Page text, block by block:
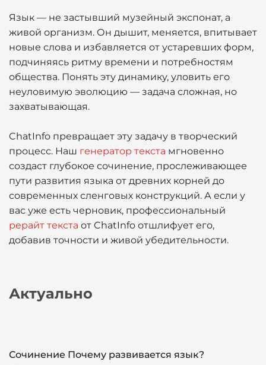
Язык — не застывший музейный экспонат, а
живой организм. Он дышит, меняется, впитывает
новые слова и избавляется от устаревших форм,
подчиняясь ритму времени и потребностям
общества. Понять эту динамику, уловить его
неуловимую эволюцию — задача сложная, но
захватывающая.
ChatInfo превращает эту задачу в творческий
процесс. Наш генератор текста мгновенно
создаст глубокое сочинение, прослеживающее
пути развития языка от древних корней до
современных сленговых конструкций. А если у
вас уже есть черновик, профессиональный
рерайт текста от ChatInfo отшлифует его,
добавив точности и живой убедительности.
Актуально
Сочинение Почему развивается язык?